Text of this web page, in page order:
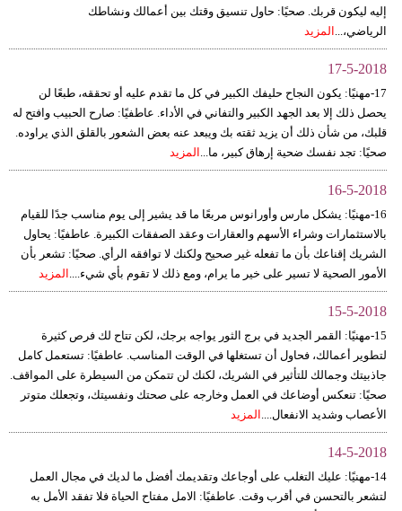
إليه ليكون قربك. صحيًا: حاول تنسيق وقتك بين أعمالك ونشاطك
الرياضي،... المزيد
17-5-2018
17-مهنيًا: يكون النجاح حليفك الكبير في كل ما تقدم عليه أو تحققه، طبعًا لن
يحصل ذلك إلا بعد الجهد الكبير والتفاني في الأداء. عاطفيًا: صارح الحبيب وافتح له
قلبك، من شأن ذلك أن يزيد ثقته بك ويبعد عنه بعض الشعور بالقلق الذي يراوده.
صحيًا: تجد نفسك ضحية إرهاق كبير، ما... المزيد
16-5-2018
16-مهنيًا: يشكل مارس وأورانوس مربعًا ما قد يشير إلى يوم مناسب جدًا للقيام
بالاستثمارات وشراء الأسهم والعقارات وعقد الصفقات الكبيرة. عاطفيًا: يحاول
الشريك إقناعك بأن ما تفعله غير صحيح ولكنك لا توافقه الرأي. صحيًا: تشعر بأن
الأمور الصحية لا تسير على خير ما يرام، ومع ذلك لا تقوم بأي شيء.... المزيد
15-5-2018
15-مهنيًا: القمر الجديد في برج الثور يواجه برجك، لكن تتاح لك فرص كثيرة
لتطوير أعمالك، فحاول أن تستغلها في الوقت المناسب. عاطفيًا: تستعمل كامل
جاذبيتك وجمالك للتأثير في الشريك، لكنك لن تتمكن من السيطرة على المواقف.
صحيًا: تنعكس أوضاعك في العمل وخارجه على صحتك ونفسيتك، وتجعلك متوتر
الأعصاب وشديد الانفعال.... المزيد
14-5-2018
14-مهنيًا: عليك التغلب على أوجاعك وتقديمك أفضل ما لديك في مجال العمل
لتشعر بالتحسن في أقرب وقت. عاطفيًا: الامل مفتاح الحياة فلا تفقد الأمل به